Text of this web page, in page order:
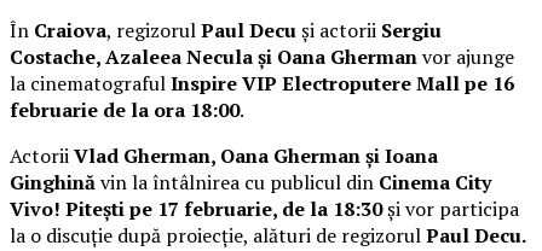
În Craiova, regizorulPaul Decuși actorii Sergiu
Costache, Azaleea Necula și Oana Ghermanvor ajunge
la cinematografulInspire VIP Electroputere Mall pe 16
februarie de la ora 18:00.
ActoriiVlad Gherman, Oana Gherman și Ioana
Ginghinăvin la întâlnirea cu publicul din Cinema City
Vivo! Pitești pe 17 februarie, de la 18:30și vor participa
la o discuție după proiecție, alături de regizorulPaul Decu.